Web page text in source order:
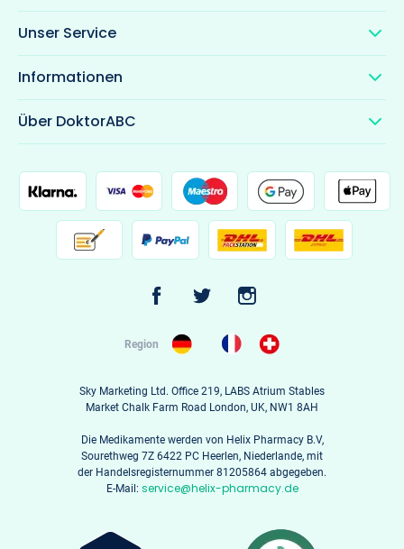
Unser Service
Informationen
Über DoktorABC
Region
Sky Marketing Ltd. Office 219, LABS Atrium Stables
Market Chalk Farm Road London, UK, NW1 8AH
Die Medikamente werden von Helix Pharmacy B.V,
Sourethweg 7Z 6422 PC Heerlen, Niederlande, mit
der Handelsregisternummer 81205864 abgegeben.
E-Mail: service@helix-pharmacy.de